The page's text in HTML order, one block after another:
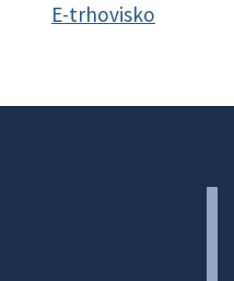
E-trhovisko